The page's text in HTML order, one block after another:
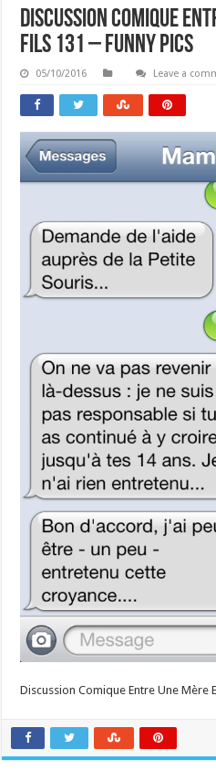
Discussion Comique
Fils 131 – Funny Pics
05/10/2016 Leave a
Discussion Comique Entre Une Mère